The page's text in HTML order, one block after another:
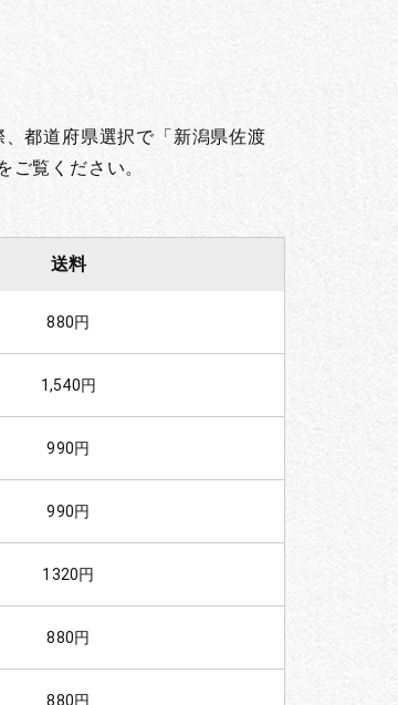
都道府県選択で「新潟県佐渡
覧ください。
送料
880円
1,540円
990円
990円
1320円
880円
880円